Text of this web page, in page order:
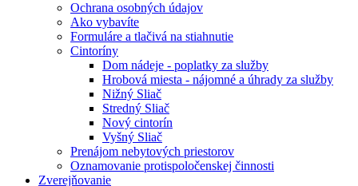
Ochrana osobných údajov
Ako vybavíte
Formuláre a tlačivá na stiahnutie
Cintoríny
Dom nádeje - poplatky za služby
Hrobová miesta - nájomné a úhrady za služby
Nižný Sliač
Stredný Sliač
Nový cintorín
Vyšný Sliač
Prenájom nebytových priestorov
Oznamovanie protispoločenskej činnosti
Zverejňovanie